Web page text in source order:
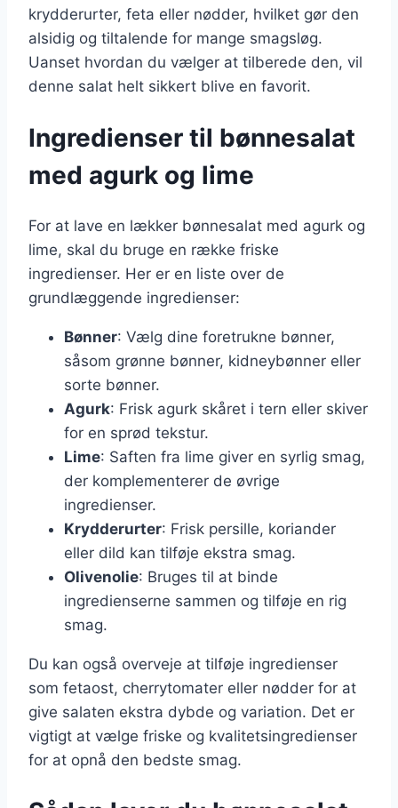
krydderurter, feta eller nødder, hvilket gør den
alsidig og tiltalende for mange smagsløg.
Uanset hvordan du vælger at tilberede den, vil
denne salat helt sikkert blive en favorit.
Ingredienser til bønnesalat
med agurk og lime
For at lave en lækker bønnesalat med agurk og
lime, skal du bruge en række friske
ingredienser. Her er en liste over de
grundlæggende ingredienser:
Bønner: Vælg dine foretrukne bønner,
såsom grønne bønner, kidneybønner eller
sorte bønner.
Agurk: Frisk agurk skåret i tern eller skiver
for en sprød tekstur.
Lime: Saften fra lime giver en syrlig smag,
der komplementerer de øvrige
ingredienser.
Krydderurter: Frisk persille, koriander
eller dild kan tilføje ekstra smag.
Olivenolie: Bruges til at binde
ingredienserne sammen og tilføje en rig
smag.
Du kan også overveje at tilføje ingredienser
som fetaost, cherrytomater eller nødder for at
give salaten ekstra dybde og variation. Det er
vigtigt at vælge friske og kvalitetsingredienser
for at opnå den bedste smag.